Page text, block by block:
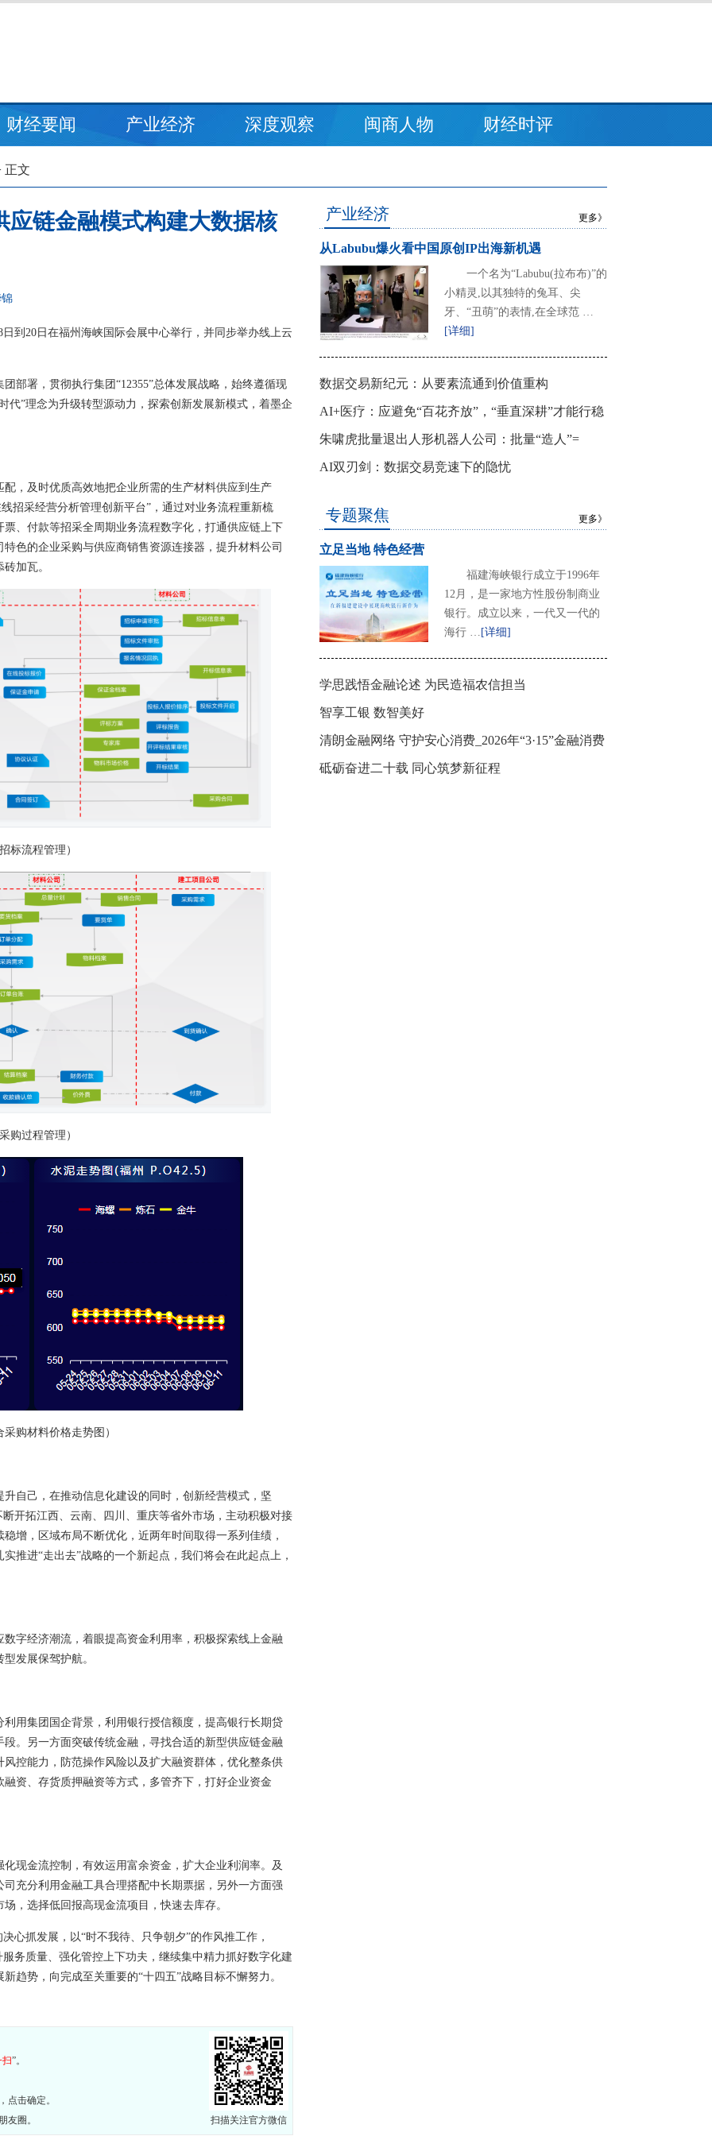
财经要闻 产业经济 深度观察 闽商人物 财经时评
正文
应链金融模式构建大数据核
到20日在福州海峡国际会展中心举行，并同步举办线上云
部署，贯彻执行集团“12355”总体发展战略，始终遵循现
代”理念为升级转型源动力，探索创新发展新模式，着墨企
，及时优质高效地把企业所需的生产材料供应到生产
招采经营分析管理创新平台”，通过对业务流程重新梳
、付款等招采全周期业务流程数字化，打通供应链上下
色的企业采购与供应商销售资源连接器，提升材料公司
加瓦。
标流程管理）
购过程管理）
购材料价格走势图）
自己，在推动信息化建设的同时，创新经营模式，坚
开拓江西、云南、四川、重庆等省外市场，主动积极对接
增，区域布局不断优化，近两年时间取得一系列佳绩，
推进“走出去”战略的一个新起点，我们将会在此起点上，
字经济潮流，着眼提高资金利用率，积极探索线上金融
发展保驾护航。
用集团国企背景，利用银行授信额度，提高银行长期贷
。另一方面突破传统金融，寻找合适的新型供应链金融
控能力，防范操作风险以及扩大融资群体，优化整条供
资、存货质押融资等方式，多管齐下，打好企业资金
现金流控制，有效运用富余资金，扩大企业利润率。及
充分利用金融工具合理搭配中长期票据，另外一方面强
，选择低回报高现金流项目，快速去库存。
心抓发展，以“时不我待、只争朝夕”的作风推工作，
务质量、强化管控上下功夫，继续集中精力抓好数字化建
趋势，向完成至关重要的“十四五”战略目标不懈努力。
扫描关注官方微信
扫”。
点击确定。
友圈。
更多》
产业经济
从Labubu爆火看中国原创IP出海新机遇
一个名为“Labubu(拉布布)”的
小精灵,以其独特的兔耳、尖
牙、“丑萌”的表情,在全球范 …
[详细]
数据交易新纪元：从要素流通到价值重构
​AI+医疗：应避免“百花齐放”，“垂直深耕”才能行稳
致远
朱啸虎批量退出人形机器人公司：批量“造人”=
没“钱”途？
AI双刃剑：数据交易竞速下的隐忧
更多》
专题聚焦
立足当地 特色经营
福建海峡银行成立于1996年
12月，是一家地方性股份制商业
银行。成立以来，一代又一代的
海行 … [详细]
学思践悟金融论述 为民造福农信担当
智享工银 数智美好
清朗金融网络 守护安心消费_2026年“3·15”金融消费
者权益保护教育宣传
砥砺奋进二十载 同心筑梦新征程